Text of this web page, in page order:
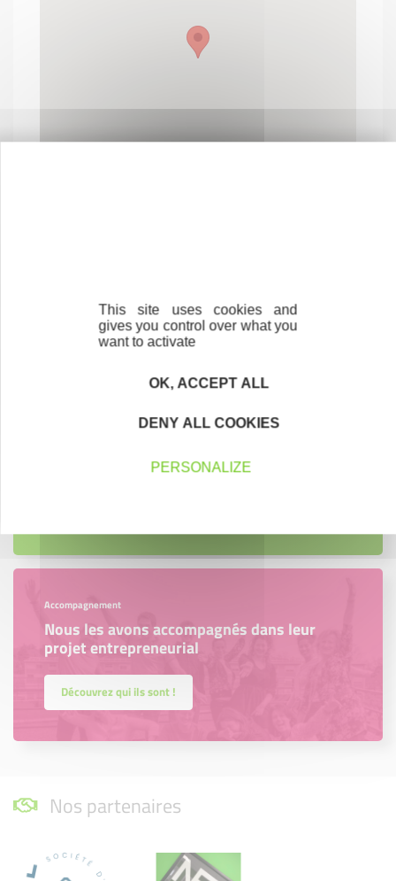
Accompagnement
Nous les avons accompagnés dans leur
projet entrepreneurial
Découvrez qui ils sont !
Nos partenaires
This site uses cookies and
gives you control over what you
want to activate
OK, ACCEPT ALL
DENY ALL COOKIES
PERSONALIZE